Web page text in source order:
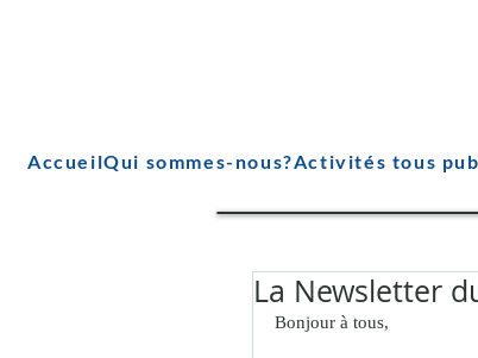
AccueilQui sommes-nous?Activités tous
La Newsletter
Bonjour à tous,